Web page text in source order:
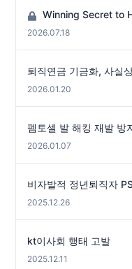
Winning Secret to
2026.07.18
퇴직연금 기금화, 사실
2026.01.20
펨토셀 발 해킹 재발 방
2026.01.07
비자발적 정년퇴직자
2025.12.26
kt이사회 행태 고발
2025.12.11